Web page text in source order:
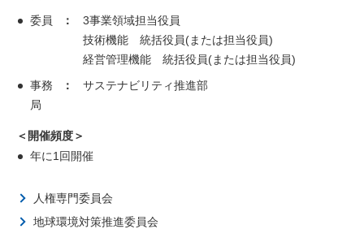
委員
3事業領域担当役員
技術機能 統括役員(または担当役員)
経営管理機能 統括役員(または担当役員)
事務
局
サステナビリティ推進部
＜開催頻度＞
年に1回開催
人権専門委員会
地球環境対策推進委員会